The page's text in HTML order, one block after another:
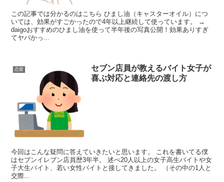
この記事では分かるのはこちら ひまし油（キャスターオイル）につ
いては、効果がすごかったので4年以上継続して使っています。 →
daigoおすすめのひまし油を使って半年後の写真公開！効果ありすぎ
てヤバかっ...
恋愛
セブン店員が教えるバイト女子が
喜ぶ対応と連絡先の渡し方
今回はこんな疑問に答えていきたいと思います。 これを書いてる僕
はセブンイレブン店員歴3年半。 述べ20人以上の女子高生バイトや女
子大生バイト、若い女性バイトと接してきました。 （その中の1人と
交際...